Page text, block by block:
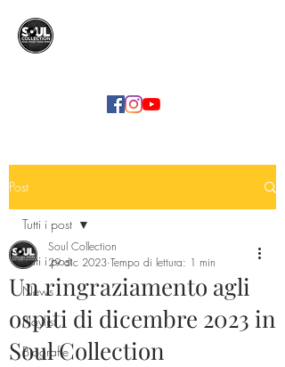
Post
Tutti i post
News
Playlist
Biografie
Tutti i post
Un ringraziamento agli
ospiti di dicembre 2023 in
Soul Collection
Soul Collection
29 dic 2023 Tempo di lettura: 1 min